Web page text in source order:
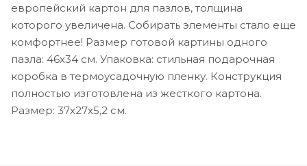
европейский картон для пазлов, толщина
которого увеличена. Собирать элементы стало еще
комфортнее! Размер готовой картины одного
пазла: 46х34 см. Упаковка: стильная подарочная
коробка в термоусадочную пленку. Конструкция
полностью изготовлена из жесткого картона.
Размер: 37х27х5,2 см.